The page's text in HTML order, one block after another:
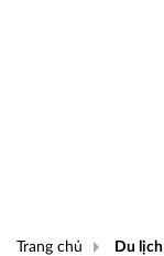
Trang chủ Du lịch